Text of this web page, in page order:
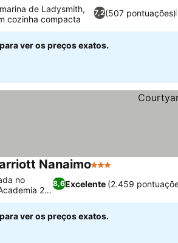
7,2(507 pontuações)
de Ladysmith,
cozinha compacta
ver os preços exatos.
Nanaimo3 Estrelas
8,6Excelente (2.459
no
24
ver os preços exatos.